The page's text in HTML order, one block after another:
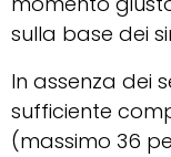
sulla base dei
In assenza dei
sufficiente
(massimo 36